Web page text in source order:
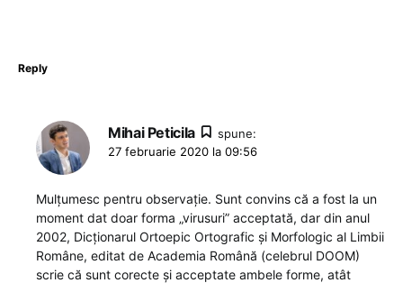
Reply
Mihai Peticila
spune:
27 februarie 2020 la 09:56
Mulţumesc pentru observaţie. Sunt convins că a fost la un
moment dat doar forma „virusuri” acceptată, dar din anul
2002, Dicţionarul Ortoepic Ortografic şi Morfologic al Limbii
Române, editat de Academia Română (celebrul DOOM)
scrie că sunt corecte şi acceptate ambele forme, atât